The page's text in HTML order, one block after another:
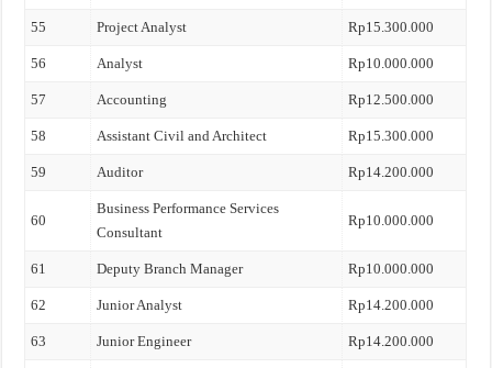
55 Project Analyst Rp15.300.000
56 Analyst Rp10.000.000
57 Accounting Rp12.500.000
58 Assistant Civil and Architect Rp15.300.000
59 Auditor Rp14.200.000
60
Business Performance Services
Consultant
Rp10.000.000
61 Deputy Branch Manager Rp10.000.000
62 Junior Analyst Rp14.200.000
63 Junior Engineer Rp14.200.000